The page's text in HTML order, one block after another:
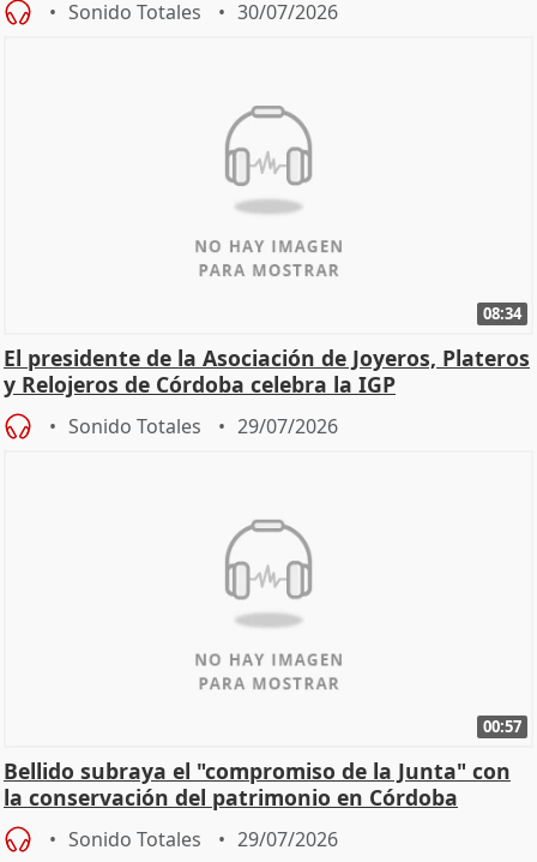
Sonido Totales 30/07/2026
08:34
El presidente de la Asociación de Joyeros, Plateros
y Relojeros de Córdoba celebra la IGP
Sonido Totales 29/07/2026
00:57
Bellido subraya el "compromiso de la Junta" con
la conservación del patrimonio en Córdoba
Sonido Totales 29/07/2026